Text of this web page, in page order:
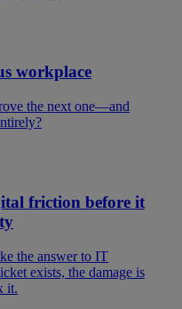
workplace
the next one—and
friction before it
the answer to IT
exists, the damage is
it.